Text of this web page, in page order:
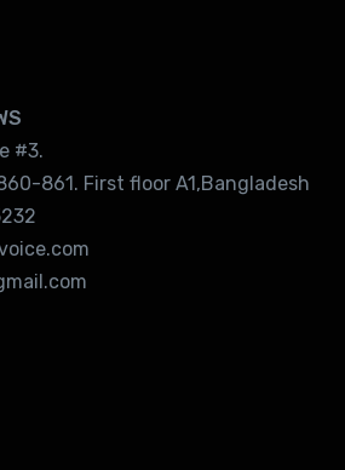
#3.
861. First floor A1,Bangladesh